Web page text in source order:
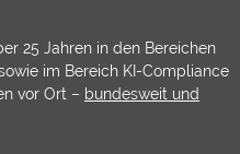
25 Jahren in den Bereichen
im Bereich KI-Compliance
vor Ort – bundesweit und